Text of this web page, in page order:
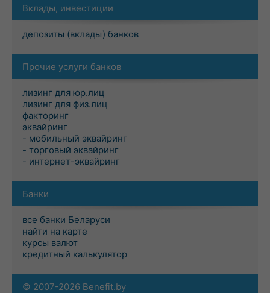
Вклады, инвестиции
депозиты (вклады) банков
Прочие услуги банков
лизинг для юр.лиц
лизинг для физ.лиц
факторинг
эквайринг
- мобильный эквайринг
- торговый эквайринг
- интернет-эквайринг
Банки
все банки Беларуси
найти на карте
курсы валют
кредитный калькулятор
© 2007-2026 Benefit.by